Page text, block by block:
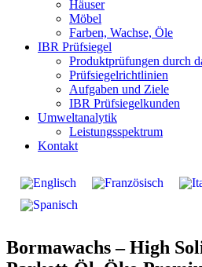
Häuser
Möbel
Farben, Wachse, Öle
IBR Prüfsiegel
Produktprüfungen durch
Prüfsiegelrichtlinien
Aufgaben und Ziele
IBR Prüfsiegelkunden
Umweltanalytik
Leistungsspektrum
Kontakt
Bormawachs – High